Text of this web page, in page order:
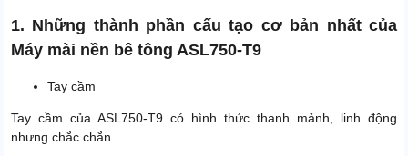
1. Những thành phần cấu tạo cơ bản nhất của
Máy mài nền bê tông ASL750-T9
Tay cầm
Tay cầm của ASL750-T9 có hình thức thanh mảnh, linh động
nhưng chắc chắn.